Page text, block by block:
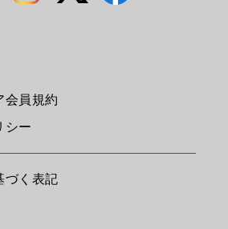
会員規約
シー
づく表記